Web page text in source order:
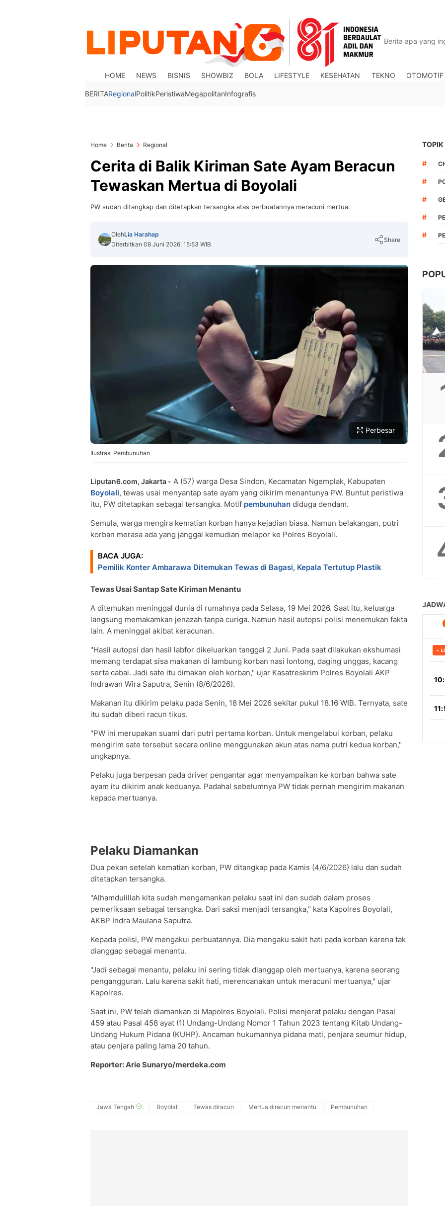
HOME NEWS BISNIS SHOWBIZ BOLA LIFESTYLE KESEHATAN TEKNO OTOMOTIF
BERITARegionalPolitikPeristiwaMegapolitanInfografis
Home Berita Regional
Cerita di Balik Kiriman Sate Ayam Beracun
Tewaskan Mertua di Boyolali
PW sudah ditangkap dan ditetapkan tersangka atas perbuatannya meracuni mertua.
OlehLia Harahap
Diterbitkan 08 Juni 2026, 15:53 WIB
Share
Perbesar
Ilustrasi Pembunuhan
Liputan6.com, Jakarta - A (57) warga Desa Sindon, Kecamatan Ngemplak, Kabupaten
Boyolali, tewas usai menyantap sate ayam yang dikirim menantunya PW. Buntut peristiwa
itu, PW ditetapkan sebagai tersangka. Motif pembunuhan diduga dendam.
Semula, warga mengira kematian korban hanya kejadian biasa. Namun belakangan, putri
korban merasa ada yang janggal kemudian melapor ke Polres Boyolali.
BACA JUGA:
Pemilik Konter Ambarawa Ditemukan Tewas di Bagasi, Kepala Tertutup Plastik
Tewas Usai Santap Sate Kiriman Menantu
A ditemukan meninggal dunia di rumahnya pada Selasa, 19 Mei 2026. Saat itu, keluarga
langsung memakamkan jenazah tanpa curiga. Namun hasil autopsi polisi menemukan fakta
lain. A meninggal akibat keracunan.
"Hasil autopsi dan hasil labfor dikeluarkan tanggal 2 Juni. Pada saat dilakukan ekshumasi
memang terdapat sisa makanan di lambung korban nasi lontong, daging unggas, kacang
serta cabai. Jadi sate itu dimakan oleh korban," ujar Kasatreskrim Polres Boyolali AKP
Indrawan Wira Saputra, Senin (8/6/2026).
Makanan itu dikirim pelaku pada Senin, 18 Mei 2026 sekitar pukul 18.16 WIB. Ternyata, sate
itu sudah diberi racun tikus.
"PW ini merupakan suami dari putri pertama korban. Untuk mengelabui korban, pelaku
mengirim sate tersebut secara online menggunakan akun atas nama putri kedua korban,"
ungkapnya.
Pelaku juga berpesan pada driver pengantar agar menyampaikan ke korban bahwa sate
ayam itu dikirim anak keduanya. Padahal sebelumnya PW tidak pernah mengirim makanan
kepada mertuanya.
Pelaku Diamankan
Dua pekan setelah kematian korban, PW ditangkap pada Kamis (4/6/2026) lalu dan sudah
ditetapkan tersangka.
"Alhamdulillah kita sudah mengamankan pelaku saat ini dan sudah dalam proses
pemeriksaan sebagai tersangka. Dari saksi menjadi tersangka," kata Kapolres Boyolali,
AKBP Indra Maulana Saputra.
Kepada polisi, PW mengakui perbuatannya. Dia mengaku sakit hati pada korban karena tak
dianggap sebagai menantu.
"Jadi sebagai menantu, pelaku ini sering tidak dianggap oleh mertuanya, karena seorang
pengangguran. Lalu karena sakit hati, merencanakan untuk meracuni mertuanya," ujar
Kapolres.
Saat ini, PW telah diamankan di Mapolres Boyolali. Polisi menjerat pelaku dengan Pasal
459 atau Pasal 458 ayat (1) Undang-Undang Nomor 1 Tahun 2023 tentang Kitab Undang-
Undang Hukum Pidana (KUHP). Ancaman hukumannya pidana mati, penjara seumur hidup,
atau penjara paling lama 20 tahun.
Reporter: Arie Sunaryo/merdeka.com
Jawa Tengah Boyolali Tewas diracun Mertua diracun menantu Pembunuhan
TOPIK
#
#
#
#
#